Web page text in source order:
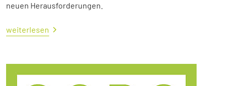
neuen Herausforderungen.
weiterlesen